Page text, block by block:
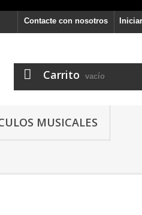
Contacte con nosotros
Carrito vacío
MUSICALES